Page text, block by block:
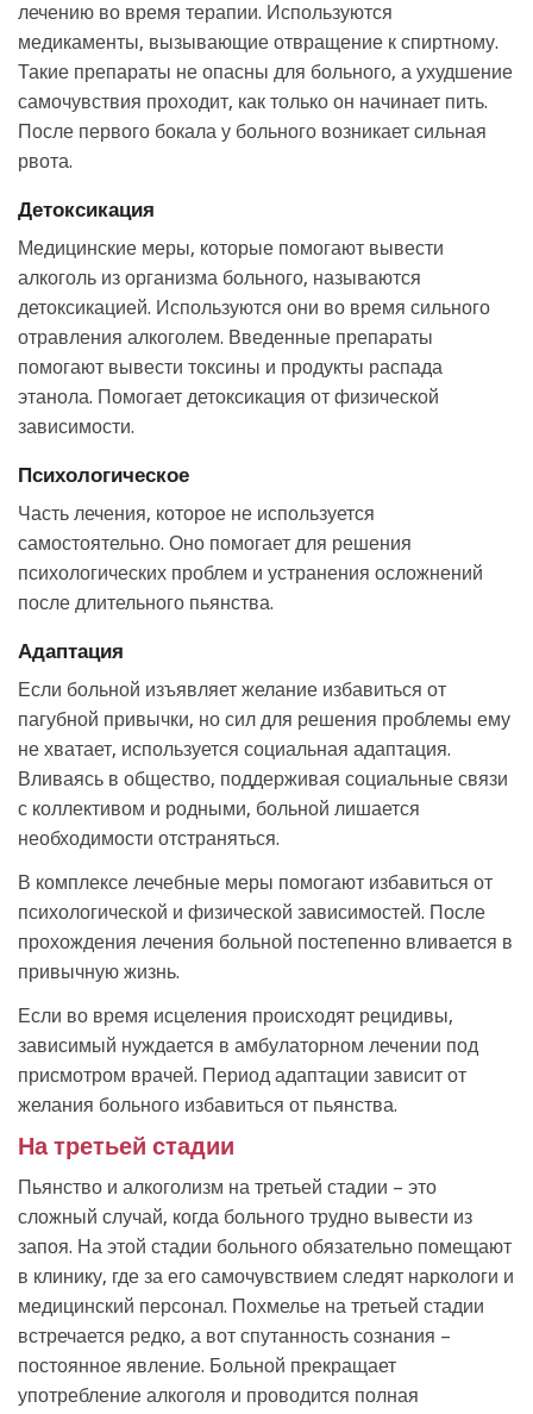
лечению во время терапии. Используются
медикаменты, вызывающие отвращение к спиртному.
Такие препараты не опасны для больного, а ухудшение
самочувствия проходит, как только он начинает пить.
После первого бокала у больного возникает сильная
рвота.
Детоксикация
Медицинские меры, которые помогают вывести
алкоголь из организма больного, называются
детоксикацией. Используются они во время сильного
отравления алкоголем. Введенные препараты
помогают вывести токсины и продукты распада
этанола. Помогает детоксикация от физической
зависимости.
Психологическое
Часть лечения, которое не используется
самостоятельно. Оно помогает для решения
психологических проблем и устранения осложнений
после длительного пьянства.
Адаптация
Если больной изъявляет желание избавиться от
пагубной привычки, но сил для решения проблемы ему
не хватает, используется социальная адаптация.
Вливаясь в общество, поддерживая социальные связи
с коллективом и родными, больной лишается
необходимости отстраняться.
В комплексе лечебные меры помогают избавиться от
психологической и физической зависимостей. После
прохождения лечения больной постепенно вливается в
привычную жизнь.
Если во время исцеления происходят рецидивы,
зависимый нуждается в амбулаторном лечении под
присмотром врачей. Период адаптации зависит от
желания больного избавиться от пьянства.
На третьей стадии
Пьянство и алкоголизм на третьей стадии – это
сложный случай, когда больного трудно вывести из
запоя. На этой стадии больного обязательно помещают
в клинику, где за его самочувствием следят наркологи и
медицинский персонал. Похмелье на третьей стадии
встречается редко, а вот спутанность сознания –
постоянное явление. Больной прекращает
употребление алкоголя и проводится полная